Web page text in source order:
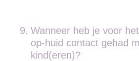
9. Wanneer heb je voor
op-huid contact gehad
kind(eren)?